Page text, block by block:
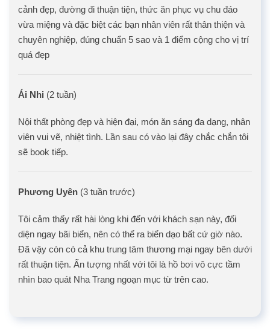
cảnh đẹp, đường đi thuận tiện, thức ăn phục vụ chu đáo
vừa miệng và đặc biệt các bạn nhân viên rất thân thiện và
chuyên nghiệp, đúng chuẩn 5 sao và 1 điểm cộng cho vị trí
quá đẹp
Ái Nhi (2 tuần)
Nội thất phòng đẹp và hiện đại, món ăn sáng đa dạng, nhân
viên vui vẽ, nhiệt tình. Lần sau có vào lại đây chắc chắn tôi
sẽ book tiếp.
Phương Uyên (3 tuần trước)
Tôi cảm thấy rất hài lòng khi đến với khách sạn này, đối
diện ngay bãi biển, nên có thể ra biển dạo bất cứ giờ nào.
Đã vậy còn có cả khu trung tâm thương mại ngay bên dưới
rất thuận tiện. Ấn tượng nhất với tôi là hồ bơi vô cực tầm
nhìn bao quát Nha Trang ngoạn mục từ trên cao.